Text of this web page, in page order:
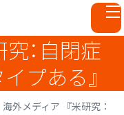
：自閉症
プある』
海外メディア 『米研究：